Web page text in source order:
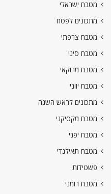
מטבח ישראלי
מתכונים לפסח
מטבח צרפתי
מטבח סיני
מטבח מרוקאי
מטבח יווני
מתכונים לראש השנה
מטבח מקסיקני
מטבח יפני
מטבח תאילנדי
פשטידות
מטבח רומני